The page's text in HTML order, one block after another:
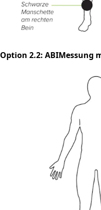
Option 2.2: ABIMessung